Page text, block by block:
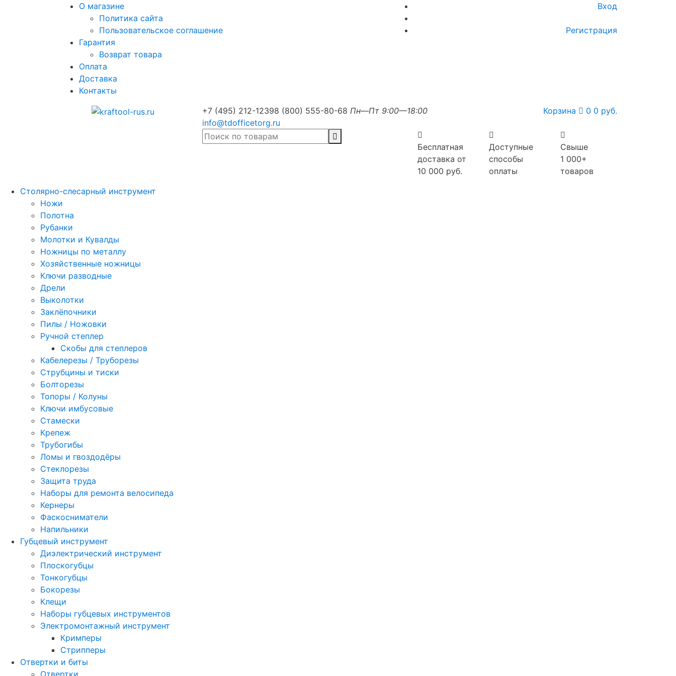
О магазине
Политика сайта
Пользовательское соглашение
Гарантия
Возврат товара
Оплата
Доставка
Контакты
Вход
Регистрация
+7 (495) 212-12398 (800) 555-80-68 Пн—Пт 9:00—18:00
info@tdofficetorg.ru
Корзина 0 0 руб.
Бесплатная
доставка от
10 000 руб.
Доступные
способы
оплаты
Свыше
1 000+
товаров
Столярно-слесарный инструмент
Ножи
Полотна
Рубанки
Молотки и Кувалды
Ножницы по металлу
Хозяйственные ножницы
Ключи разводные
Дрели
Выколотки
Заклёпочники
Пилы / Ножовки
Ручной степлер
Скобы для степлеров
Кабелерезы / Труборезы
Струбцины и тиски
Болторезы
Топоры / Колуны
Ключи имбусовые
Стамески
Крепеж
Трубогибы
Ломы и гвоздодёры
Стеклорезы
Защита труда
Наборы для ремонта велосипеда
Кернеры
Фаскосниматели
Напильники
Губцевый инструмент
Диэлектрический инструмент
Плоскогубцы
Тонкогубцы
Бокорезы
Клещи
Наборы губцевых инструментов
Электромонтажный инструмент
Кримперы
Стрипперы
Отвертки и биты
Отвертки